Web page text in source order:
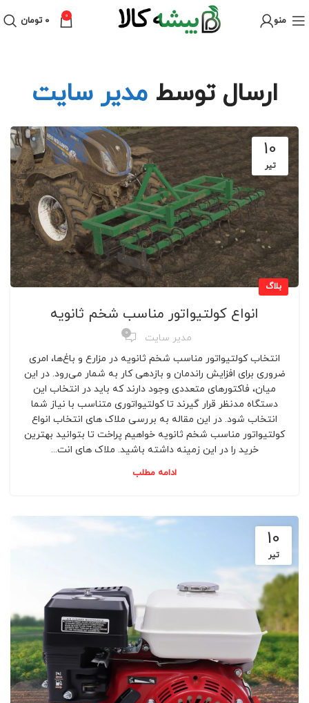
منو 0 ۰ تومان
ارسال توسطمدیر سایت
10
تیر
بلاگ
انواع کولتیواتور مناسب شخم ثانویه
مدیر سایت 0
انتخاب کولتیواتور مناسب شخم ثانویه در مزارع و باغ‌ها، امری
ضروری برای افزایش راندمان و بازدهی کار به شمار می‌رود. در این
میان، فاکتورهای متعددی وجود دارند که باید در انتخاب این
دستگاه مدنظر قرار گیرند تا کولتیواتوری متناسب با نیاز شما
انتخاب شود. در این مقاله به بررسی ملاک های انتخاب انواع
کولتیواتور مناسب شخم ثانویه خواهیم پراخت تا بتوانید بهترین
خرید را در این زمینه داشته باشید. ملاک های انت...
ادامه مطلب
10
تیر